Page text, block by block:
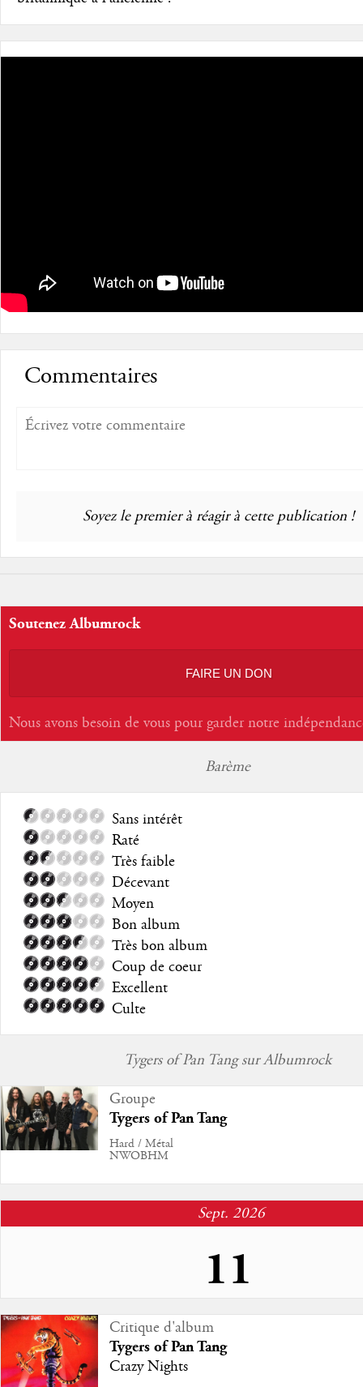
Commentaires
Soyez le premier à réagir à cette publication !
Soutenez Albumrock
FAIRE UN DON
Nous avons besoin de vous pour garder notre
Barème
Sans intérêt
Raté
Très faible
Décevant
Moyen
Bon album
Très bon album
Coup de coeur
Excellent
Culte
Tygers of Pan Tang sur Albumrock
Groupe
Tygers of Pan Tang
Hard / Métal
NWOBHM
Sept. 2026
11
Sortie d'album
Tygers of Pan Tang
Electrifyed
Critique d'album
Tygers of Pan Tang
Crazy Nights